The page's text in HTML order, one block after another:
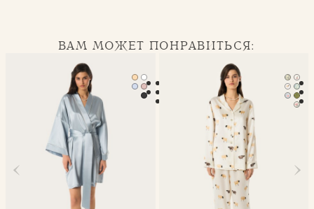
ВАМ МОЖЕТ ПОНРАВИТЬСЯ:
Халат-кимоно Mona Классическая пижама